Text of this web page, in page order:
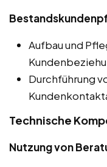
Aufbau und
Durchführung
Technische
Nutzung von